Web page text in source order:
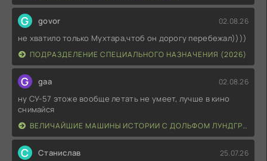
G govor 02.08.26
не хватило только Мухтара,чтоб он дорогу перебежал))))
ПОДРАЗДЕЛЕНИЕ СПЕЦИАЛЬНОГО НАЗНАЧЕНИЯ (2026)
G gaa 02.08.26
ну СУ-57 этоже вообще летать не умеет, лучше в кино
снимайся
ВЕЛИЧАЙШИЕ МАШИНЫ ИСТОРИИ С ДОЛЬФОМ ЛУНДГРЕНОМ (2026)
С Станислав 25.07.26